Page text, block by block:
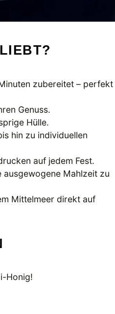
zubereitet – perfekt
Genuss.
Hülle.
hin zu individuellen
auf jedem Fest.
ausgewogene Mahlzeit zu
Mittelmeer direkt auf
Honig!